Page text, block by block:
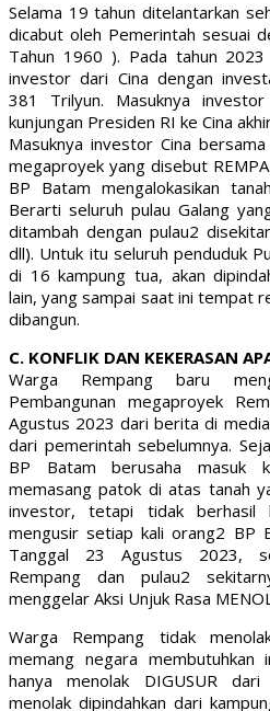
Selama 19 tahun ditelantarkan
dicabut oleh Pemerintah sesuai
Tahun 1960 ). Pada tahun
investor dari Cina dengan
381 Trilyun. Masuknya
kunjungan Presiden RI ke Cina
Masuknya investor Cina
megaproyek yang disebut
BP Batam mengalokasikan
Berarti seluruh pulau Galang
ditambah dengan pulau2
dll). Untuk itu seluruh penduduk
di 16 kampung tua, akan
lain, yang sampai saat ini tempat
dibangun.
C. KONFLIK DAN KEKERASAN
Warga Rempang baru
Pembangunan megaproyek
Agustus 2023 dari berita di
dari pemerintah sebelumnya.
BP Batam berusaha masuk
memasang patok di atas tanah
investor, tetapi tidak berhasil
mengusir setiap kali orang2 BP
Tanggal 23 Agustus 2023,
Rempang dan pulau2
menggelar Aksi Unjuk Rasa
Warga Rempang tidak
memang negara
hanya menolak DIGUSUR
menolak dipindahkan dari